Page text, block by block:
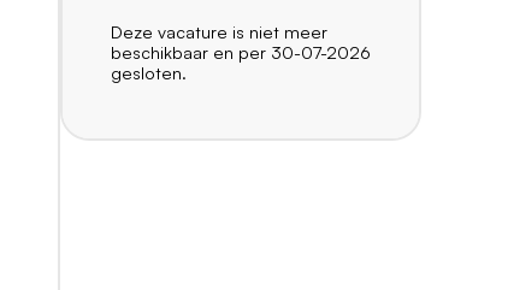
Deze vacature is niet meer
beschikbaar en per 30-07-2026
gesloten.